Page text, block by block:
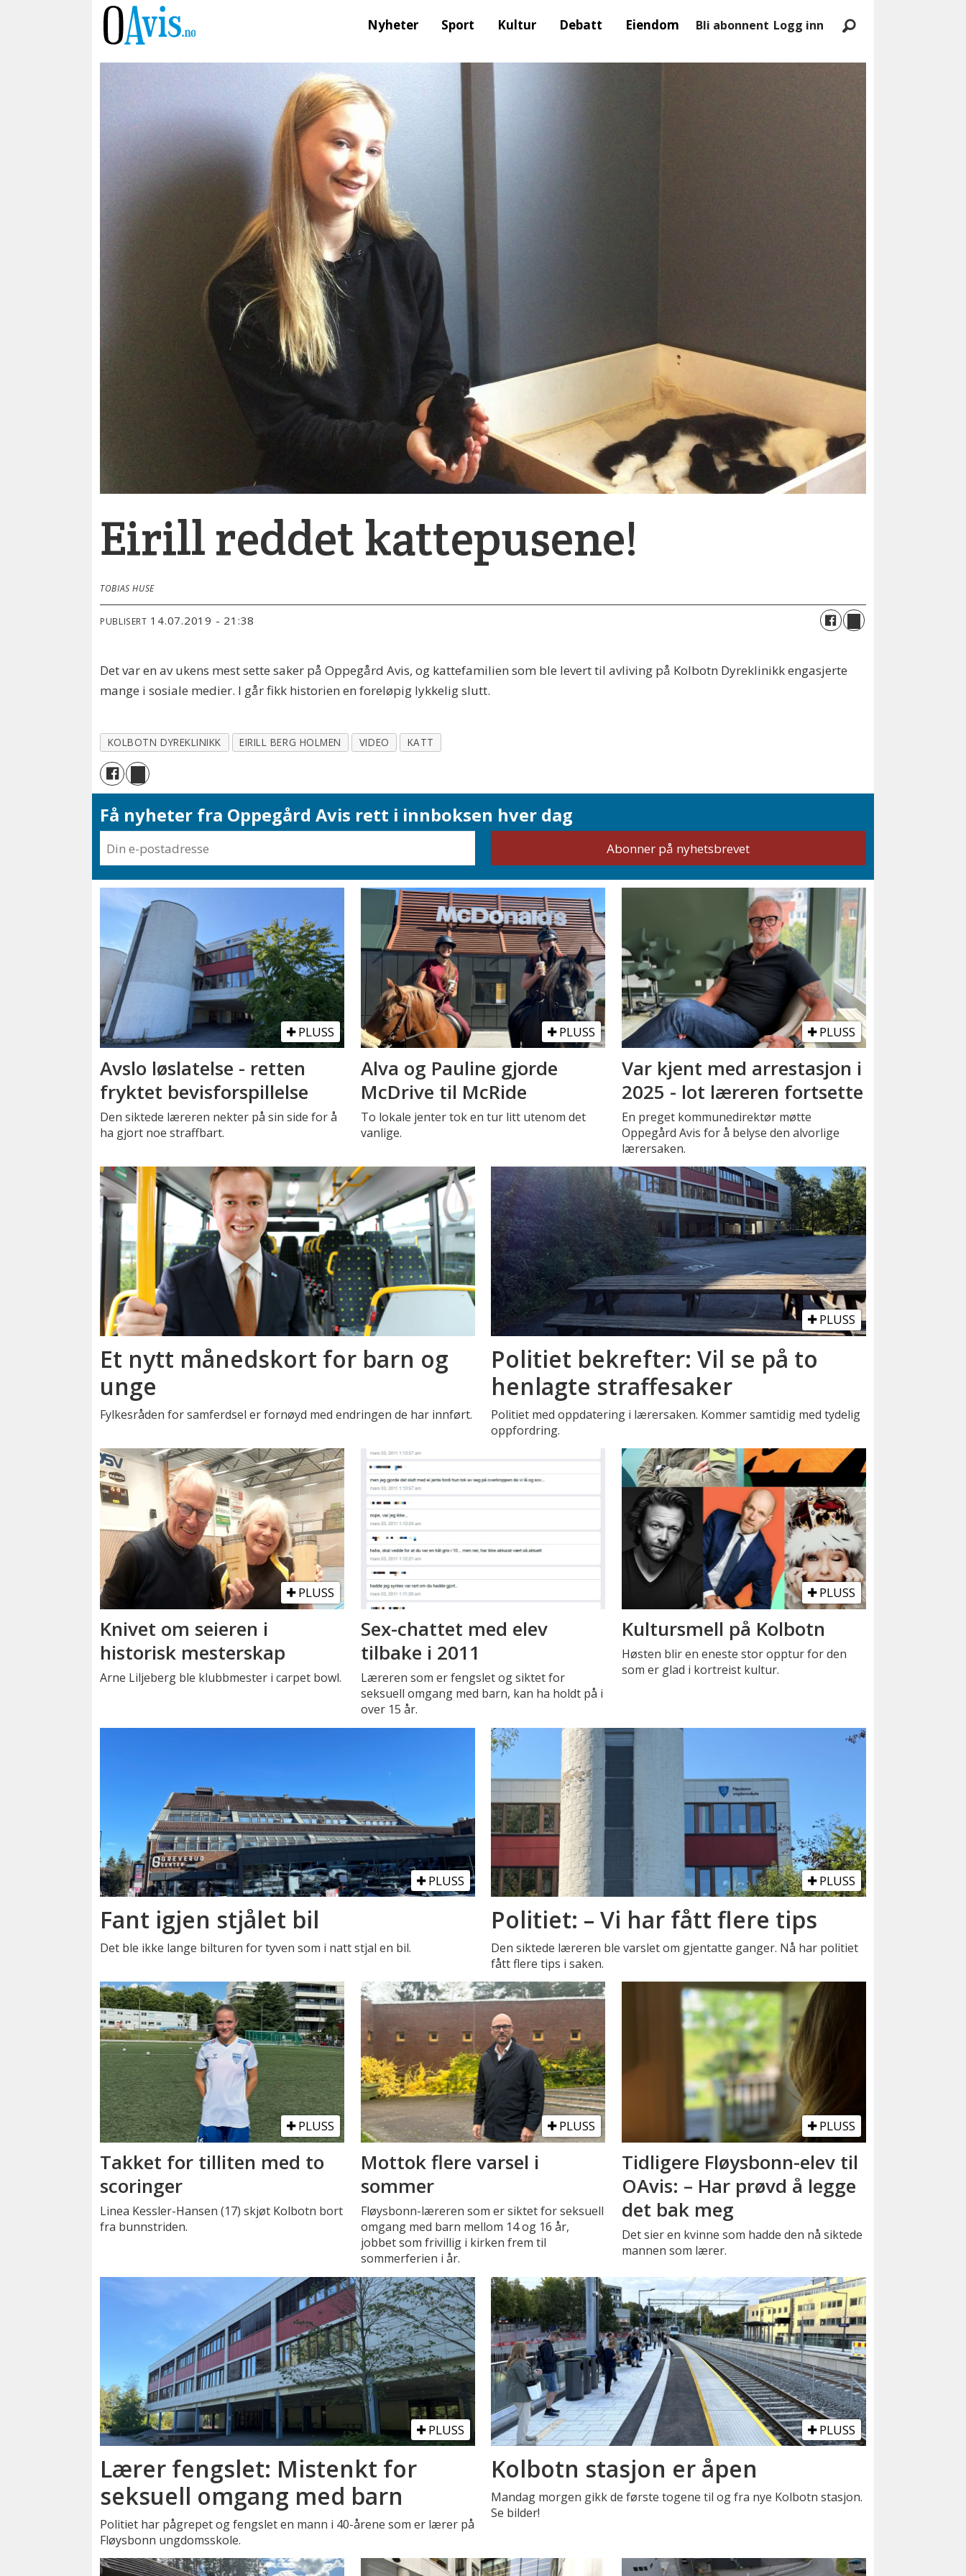
Nyheter Sport Kultur Debatt Eiendom Bli abonnent Logg inn
Eirill reddet kattepusene!
TOBIAS HUSE
PUBLISERT 14.07.2019 - 21:38
Det var en av ukens mest sette saker på Oppegård Avis, og kattefamilien som ble levert til avliving på Kolbotn Dyreklinikk engasjerte
mange i sosiale medier. I går fikk historien en foreløpig lykkelig slutt.
KOLBOTN DYREKLINIKK EIRILL BERG HOLMEN VIDEO KATT
Få nyheter fra Oppegård Avis rett i innboksen hver dag
PLUSS
Avslo løslatelse - retten
fryktet bevisforspillelse
Den siktede læreren nekter på sin side for å
ha gjort noe straffbart.
PLUSS
Alva og Pauline gjorde
McDrive til McRide
To lokale jenter tok en tur litt utenom det
vanlige.
PLUSS
Var kjent med arrestasjon i
2025 - lot læreren fortsette
En preget kommunedirektør møtte
Oppegård Avis for å belyse den alvorlige
lærersaken.
Et nytt månedskort for barn og
unge
Fylkesråden for samferdsel er fornøyd med endringen de har innført.
PLUSS
Politiet bekrefter: Vil se på to
henlagte straffesaker
Politiet med oppdatering i lærersaken. Kommer samtidig med tydelig
oppfordring.
PLUSS
Knivet om seieren i
historisk mesterskap
Arne Liljeberg ble klubbmester i carpet bowl.
Sex-chattet med elev
tilbake i 2011
Læreren som er fengslet og siktet for
seksuell omgang med barn, kan ha holdt på i
over 15 år.
PLUSS
Kultursmell på Kolbotn
Høsten blir en eneste stor opptur for den
som er glad i kortreist kultur.
PLUSS
Fant igjen stjålet bil
Det ble ikke lange bilturen for tyven som i natt stjal en bil.
PLUSS
Politiet: – Vi har fått flere tips
Den siktede læreren ble varslet om gjentatte ganger. Nå har politiet
fått flere tips i saken.
PLUSS
Takket for tilliten med to
scoringer
Linea Kessler-Hansen (17) skjøt Kolbotn bort
fra bunnstriden.
PLUSS
Mottok flere varsel i
sommer
Fløysbonn-læreren som er siktet for seksuell
omgang med barn mellom 14 og 16 år,
jobbet som frivillig i kirken frem til
sommerferien i år.
PLUSS
Tidligere Fløysbonn-elev til
OAvis: – Har prøvd å legge
det bak meg
Det sier en kvinne som hadde den nå siktede
mannen som lærer.
PLUSS
Lærer fengslet: Mistenkt for
seksuell omgang med barn
Politiet har pågrepet og fengslet en mann i 40-årene som er lærer på
Fløysbonn ungdomsskole.
PLUSS
Kolbotn stasjon er åpen
Mandag morgen gikk de første togene til og fra nye Kolbotn stasjon.
Se bilder!